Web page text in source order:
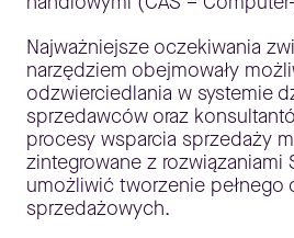
Najważniejsze oczekiwania
narzędziem obejmowały
odzwierciedlania w systemie
sprzedawców oraz
procesy wsparcia sprzedaży
zintegrowane z rozwiązaniami
umożliwić tworzenie
sprzedażowych.